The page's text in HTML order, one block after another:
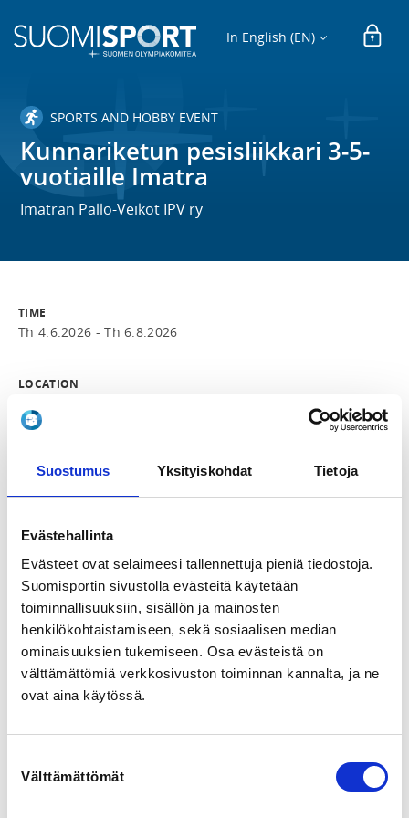
Suostumus Yksityiskohdat Tietoja
Evästehallinta
Evästeet ovat selaimeesi tallennettuja pieniä tiedostoja.
Suomisportin sivustolla evästeitä käytetään
toiminnallisuuksiin, sisällön ja mainosten
henkilökohtaistamiseen, sekä sosiaalisen median
ominaisuuksien tukemiseen. Osa evästeistä on
välttämättömiä verkkosivuston toiminnan kannalta, ja ne
ovat aina käytössä.
valinta
Välttämättömät
In English (EN)
SPORTS AND HOBBY EVENT
Kunnariketun pesisliikkari 3-5-
vuotiaille Imatra
Imatran Pallo-Veikot IPV ry
TIME
Th 4.6.2026 -Th 6.8.2026
LOCATION
Puomikuja 2, 55100 Imatra, Suomi
View map
LOCALITY
SPORTS
Pesäpallo
REGISTRATION PERIOD
Su 17.5.2026 at 00:00 - We 5.8.2026 at 23:59
Mikäli osallistujalla on jo voimassaoleva pesispassi,
niin saat maksusta passin verran (15€) hyvitystä